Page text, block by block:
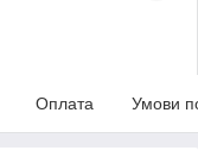
Оплата Умови